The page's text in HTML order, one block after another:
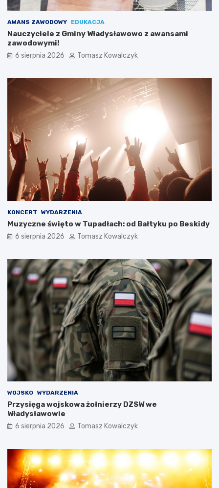
AWANS ZAWODOWY EDUKACJA
Nauczyciele z Gminy Władysławowo z awansami
zawodowymi!
6 sierpnia 2026 Tomasz Kowalczyk
KONCERT WYDARZENIA
Muzyczne święto w Tupadłach: od Bałtyku po Beskidy
6 sierpnia 2026 Tomasz Kowalczyk
WOJSKO WYDARZENIA
Przysięga wojskowa żołnierzy DZSW we
Władysławowie
6 sierpnia 2026 Tomasz Kowalczyk